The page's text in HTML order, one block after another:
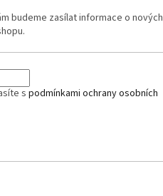
budeme zasílat informace o nových
s podmínkami ochrany osobních